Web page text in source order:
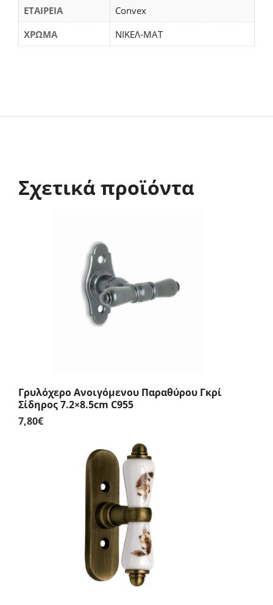
ΕΤΑΙΡΕΙΑ
Convex
ΧΡΩΜΑ
ΝΙΚΕΛ-ΜΑΤ
Σχετικά προϊόντα
Γρυλόχερο Ανοιγόμενου Παραθύρου Γκρί
Σίδηρος 7.2×8.5cm C955
7,80€